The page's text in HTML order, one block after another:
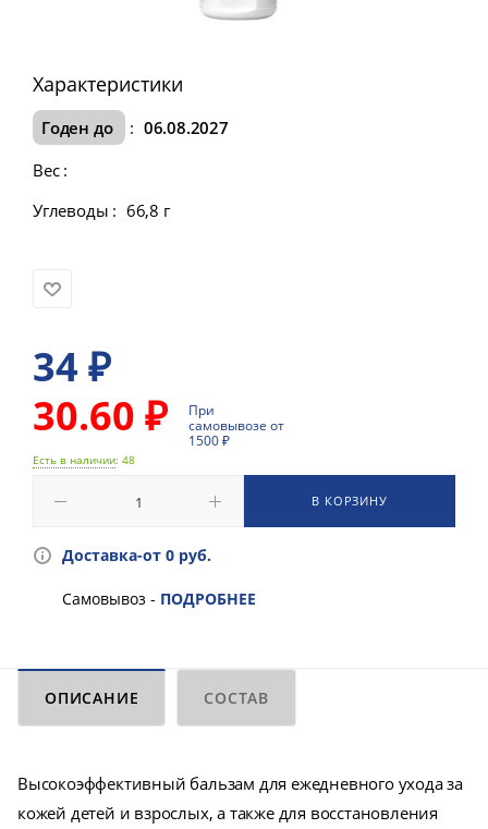
Характеристики
Годен до : 06.08.2027
Вес :
Углеводы : 66,8 г
34 ₽
30.60 ₽
При
самовывозе от
1500 ₽
Есть в наличии: 48
В КОРЗИНУ
Доставка-от 0 руб.
Самовывоз - ПОДРОБНЕЕ
ОПИСАНИЕ СОСТАВ
Высокоэффективный бальзам для ежедневного ухода за
кожей детей и взрослых, а также для восстановления